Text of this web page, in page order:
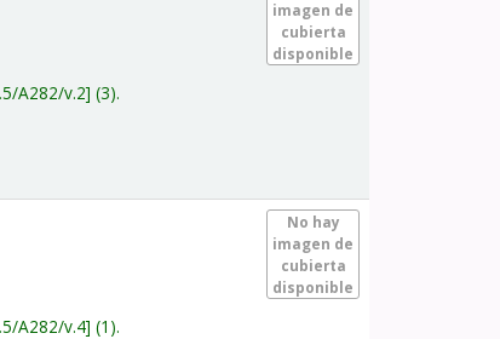
imagen de
cubierta
disponible
A282/v.2 (3).
No hay
imagen de
cubierta
disponible
A282/v.4 (1).